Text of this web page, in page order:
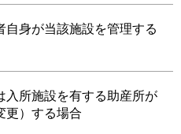
自身が当該施設を管理する
入所施設を有する助産所が
更）する場合